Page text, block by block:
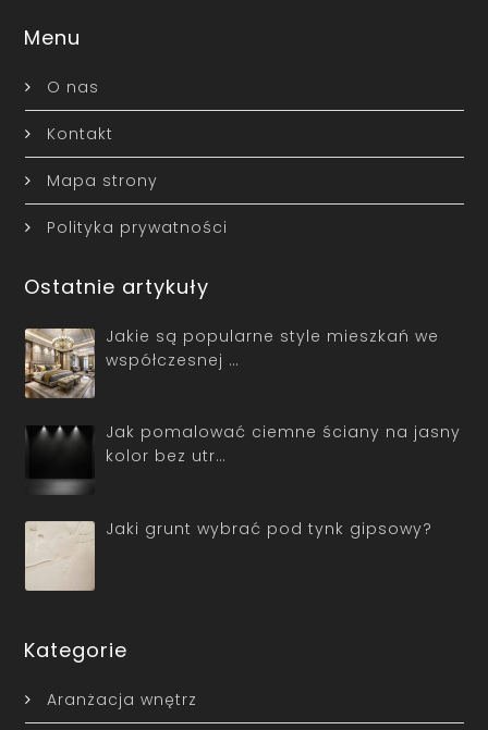
Menu
O nas
Kontakt
Mapa strony
Polityka prywatności
Ostatnie artykuły
Jakie są popularne style mieszkań we
współczesnej …
Jak pomalować ciemne ściany na jasny
kolor bez utr…
Jaki grunt wybrać pod tynk gipsowy?
Kategorie
Aranżacja wnętrz